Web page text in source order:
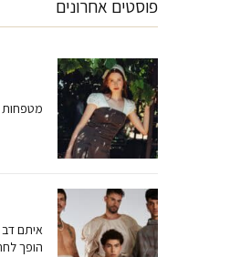
פוסטים אחרונים
איתם
הופך